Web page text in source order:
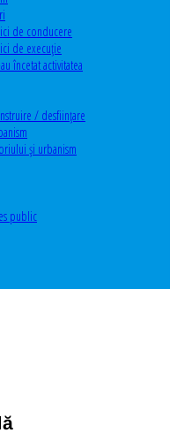
de conducere
de execuție
încetat activitatea
/ desființare
şi urbanism
public